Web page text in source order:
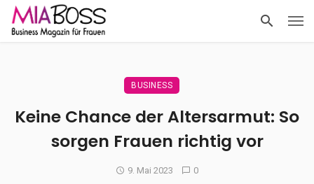
BUSINESS
Keine Chance der Altersarmut: So
sorgen Frauen richtig vor
9. Mai 2023 0